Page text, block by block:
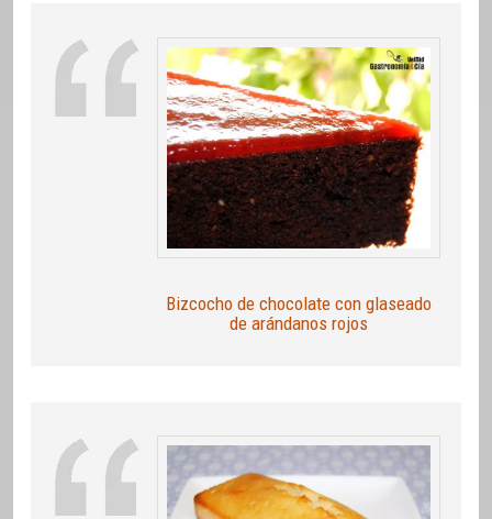
Bizcocho de chocolate con glaseado
de arándanos rojos